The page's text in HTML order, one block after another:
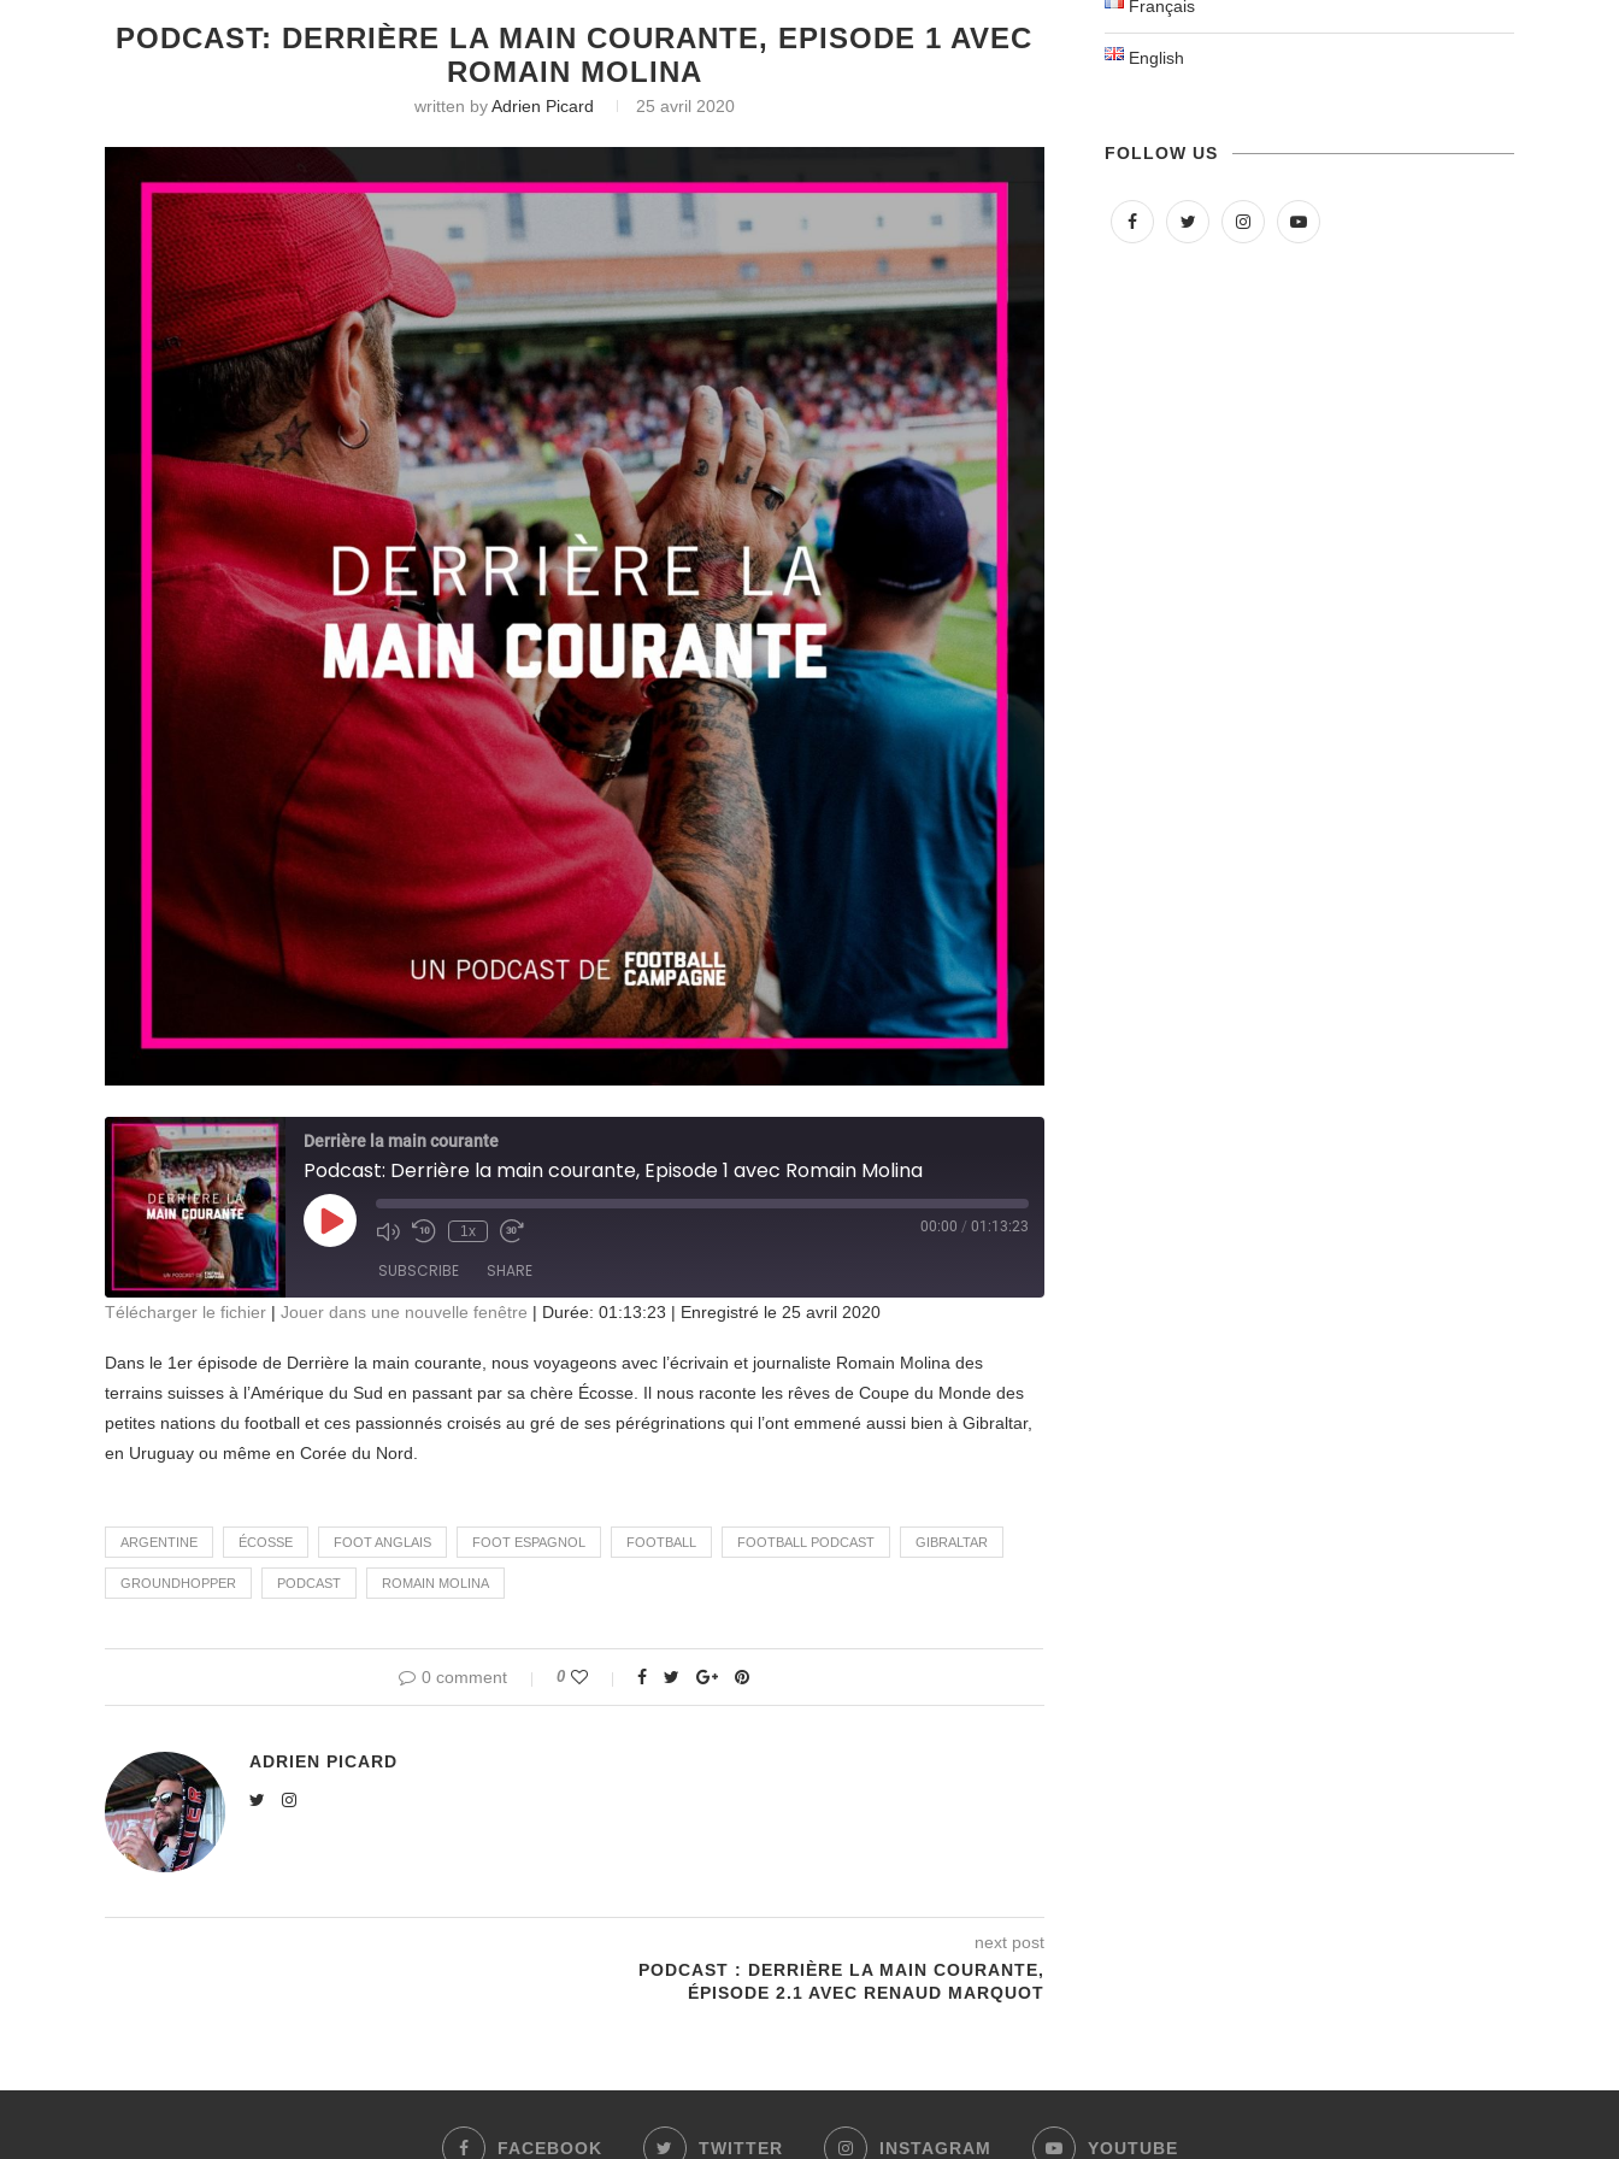
PODCAST: DERRIÈRE LA MAIN COURANTE, EPISODE 1 AVEC
ROMAIN MOLINA
written byAdrien Picard 25 avril 2020
Derrière la main courante
Podcast: Derrière la main courante, Episode 1 avec Romain Molina
Play
Episode Mute/Unmute
Rewind
Seconds
1x
Fast
30
seconds
00:00 / 01:13:23
SUBSCRIBE SHARE
RSS FEED
LINK
EMBED
Télécharger le fichier | Jouer dans une nouvelle fenêtre | Durée: 01:13:23 | Enregistré le 25 avril 2020
Dans le 1er épisode de Derrière la main courante, nous voyageons avec l’écrivain et journaliste Romain Molina des
terrains suisses à l’Amérique du Sud en passant par sa chère Écosse. Il nous raconte les rêves de Coupe du Monde des
petites nations du football et ces passionnés croisés au gré de ses pérégrinations qui l’ont emmené aussi bien à Gibraltar,
en Uruguay ou même en Corée du Nord.
ARGENTINE ÉCOSSE FOOT ANGLAIS FOOT ESPAGNOL FOOTBALL FOOTBALL PODCAST GIBRALTAR
GROUNDHOPPER PODCAST ROMAIN MOLINA
0 comment 0
ADRIEN PICARD
next post
PODCAST : DERRIÈRE LA MAIN COURANTE,
ÉPISODE 2.1 AVEC RENAUD MARQUOT
Français
English
FOLLOW US
FACEBOOK TWITTER INSTAGRAM YOUTUBE